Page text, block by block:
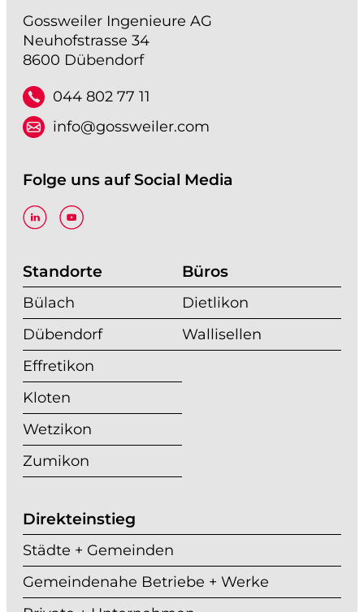
Gossweiler Ingenieure AG
Neuhofstrasse 34
8600 Dübendorf
044 802 77 11
info@gossweiler.com
Folge uns auf Social Media
Standorte
Bülach
Dübendorf
Effretikon
Kloten
Wetzikon
Zumikon
Büros
Dietlikon
Wallisellen
Direkteinstieg
Städte + Gemeinden
Gemeindenahe Betriebe + Werke